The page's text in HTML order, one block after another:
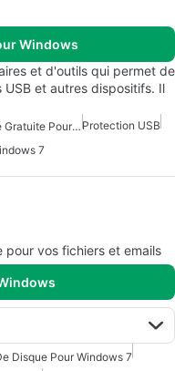
Windows
et d'outils qui permet de
et autres dispositifs. Il
Application De Sécurité Gratuite Pour Windows Protection USB
7
vos fichiers et emails
Disque Pour Windows 7